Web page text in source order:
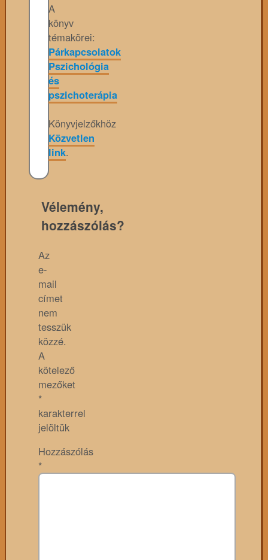
A
könyv
témakörei:
Párkapcsolatok
Pszichológia
és
pszichoterápia
Könyvjelzőkhöz
Közvetlen
link.
Vélemény,
hozzászólás?
Az
e-
mail
címet
nem
tesszük
közzé.
A
kötelező
mezőket
*
karakterrel
jelöltük
Hozzászólás
*